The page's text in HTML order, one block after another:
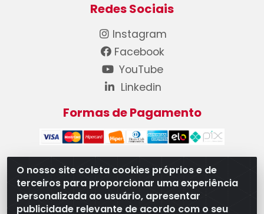
O nosso site coleta cookies próprios e de
terceiros para proporcionar uma experiência
personalizada ao usuário, apresentar
publicidade relevante de acordo com o seu
Redes Sociais
Instagram
Facebook
YouTube
Linkedin
Formas de Pagamento
WB Componentes Automotivos LTDA - CNPJ
08.528.393/0001-12 - Rua do Níquel, 667 - Parque
Oeste Industrial, Goiânia/GO - CEP 74375-660